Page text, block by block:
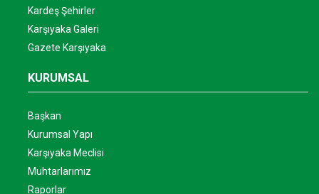
Kardeş Şehirler
Karşıyaka Galeri
Gazete Karşıyaka
KURUMSAL
Başkan
Kurumsal Yapı
Karşıyaka Meclisi
Muhtarlarımız
Raporlar